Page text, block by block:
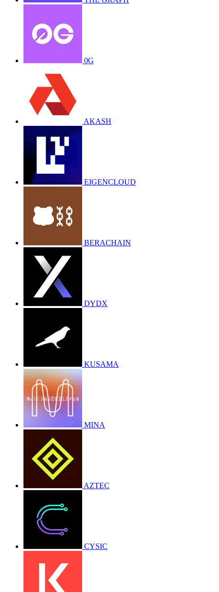
0G
AKASH
EIGENCLOUD
BERACHAIN
DYDX
KUSAMA
MINA
AZTEC
CYSIC